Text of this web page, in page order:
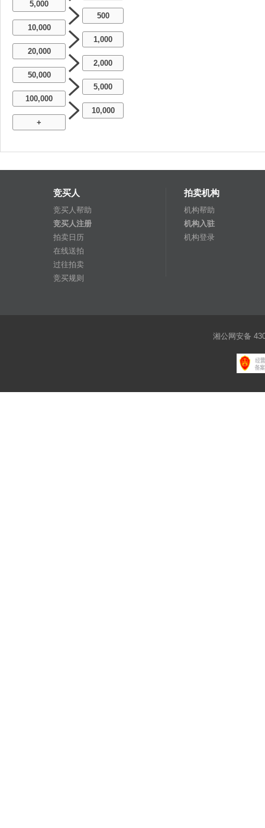
5,000
500
10,000
1,000
20,000
2,000
50,000
5,000
100,000
10,000
+
竞买人
竞买人帮助
竞买人注册
拍卖日历
在线送拍
过往拍卖
竞买规则
拍卖机构
机构帮助
机构入驻
机构登录
湘公网安备